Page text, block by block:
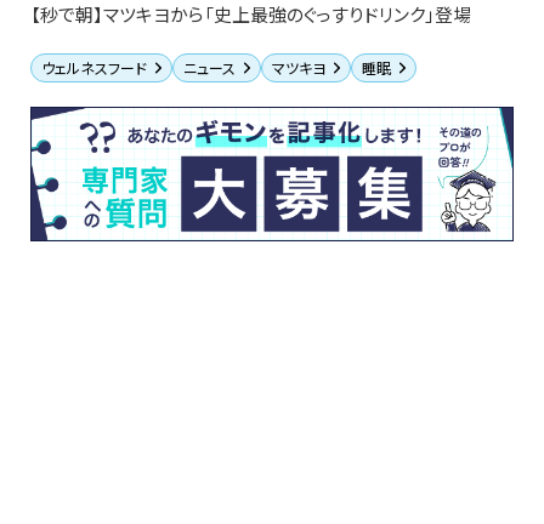
【秒で朝】マツキヨから「史上最強のぐっすりドリンク」登場
ウェルネスフード ニュース マツキヨ 睡眠